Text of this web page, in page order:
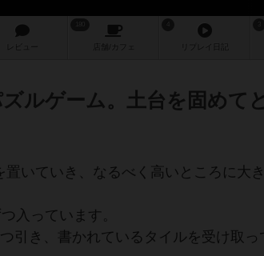
レビュー 店舗/ カフェ
ルゲーム。土台を固めて
置いていき、なるべく高いところに大
入っています。
引き、書かれているタイルを受け取っ